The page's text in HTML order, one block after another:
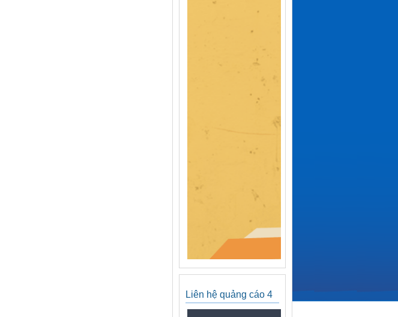
Liên hệ quảng cáo 4